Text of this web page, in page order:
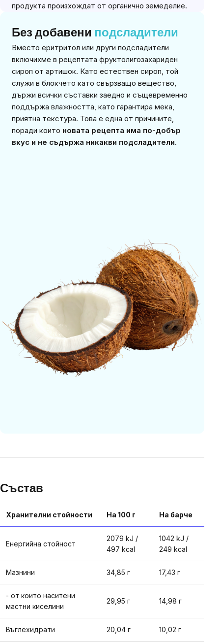
продукта произхождат от органично земеделие.
Без добавени подсладители
Вместо еритритол или други подсладители
включихме в рецептата фруктолигозахариден
сироп от артишок. Като естествен сироп, той
служи в блокчето като свързващо вещество,
държи всички съставки заедно и същевременно
поддържа влажността, като гарантира мека,
приятна текстура. Това е една от причините,
поради които новата рецепта има по-добър
вкус и не съдържа никакви подсладители.
Състав
Хранителни стойности На 100 г На барче
Енергийна стойност
2079 kJ /
497 kcal
1042 kJ /
249 kcal
Мазнини 34,85 г 17,43 г
- от които наситени
мастни киселини
29,95 г 14,98 г
Въглехидрати 20,04 г 10,02 г